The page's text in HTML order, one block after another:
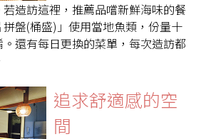
造訪這裡，推薦品嚐新鮮海味的餐
盤(桶盛)」使用當地魚類，份量十
還有每日更換的菜單，每次造訪都
追求舒適感的空
間